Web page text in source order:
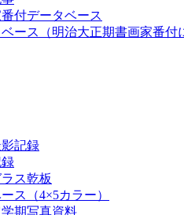
付データベース
ース（明治大正期書画家番付
記録
ス乾板
ス（4×5カラー）
期写真資料